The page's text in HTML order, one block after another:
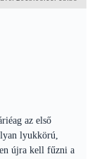
az első
lyukkörú,
újra kell fűzni a